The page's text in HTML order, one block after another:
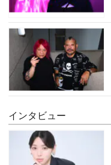
インタビュー